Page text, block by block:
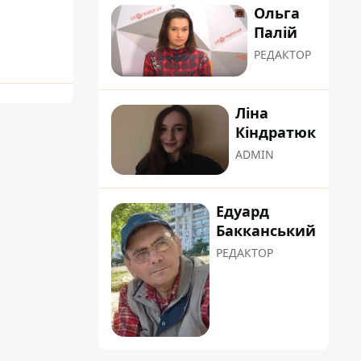
Ольга
Палій
РЕДАКТОР
Ліна
Кіндратюк
ADMIN
Едуард
Бакканський
РЕДАКТОР